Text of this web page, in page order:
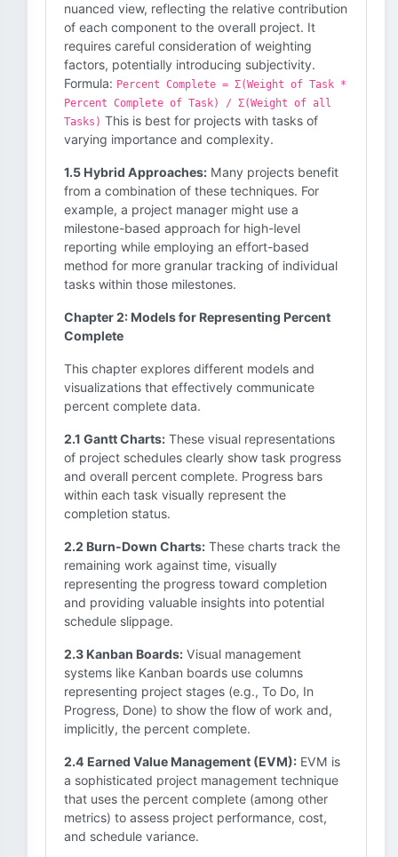
nuanced view, reflecting the relative contribution
of each component to the overall project. It
requires careful consideration of weighting
factors, potentially introducing subjectivity.
Formula: Percent Complete = Σ(Weight of Task *
Percent Complete of Task) / Σ(Weight of all
Tasks) This is best for projects with tasks of
varying importance and complexity.
1.5 Hybrid Approaches: Many projects benefit
from a combination of these techniques. For
example, a project manager might use a
milestone-based approach for high-level
reporting while employing an effort-based
method for more granular tracking of individual
tasks within those milestones.
Chapter 2: Models for Representing Percent
Complete
This chapter explores different models and
visualizations that effectively communicate
percent complete data.
2.1 Gantt Charts: These visual representations
of project schedules clearly show task progress
and overall percent complete. Progress bars
within each task visually represent the
completion status.
2.2 Burn-Down Charts: These charts track the
remaining work against time, visually
representing the progress toward completion
and providing valuable insights into potential
schedule slippage.
2.3 Kanban Boards: Visual management
systems like Kanban boards use columns
representing project stages (e.g., To Do, In
Progress, Done) to show the flow of work and,
implicitly, the percent complete.
2.4 Earned Value Management (EVM): EVM is
a sophisticated project management technique
that uses the percent complete (among other
metrics) to assess project performance, cost,
and schedule variance.